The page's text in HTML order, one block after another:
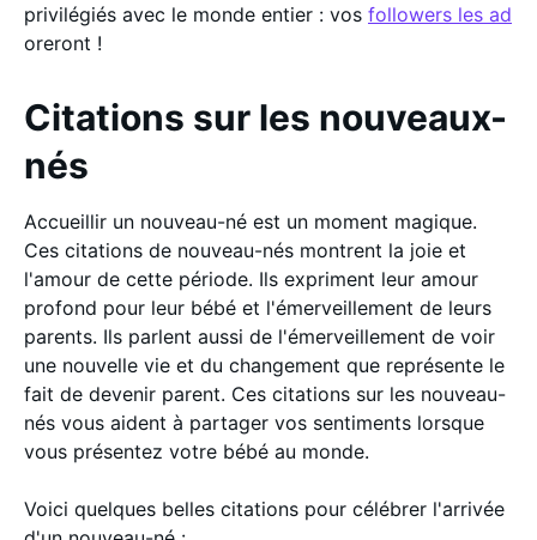
privilégiés avec le monde entier : vos followers les ad
oreront !
Citations sur les nouveaux-
nés
Accueillir un nouveau-né est un moment magique.
Ces citations de nouveau-nés montrent la joie et
l'amour de cette période. Ils expriment leur amour
profond pour leur bébé et l'émerveillement de leurs
parents. Ils parlent aussi de l'émerveillement de voir
une nouvelle vie et du changement que représente le
fait de devenir parent. Ces citations sur les nouveau-
nés vous aident à partager vos sentiments lorsque
vous présentez votre bébé au monde.
Voici quelques belles citations pour célébrer l'arrivée